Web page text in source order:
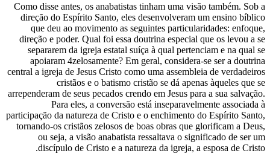
Como disse antes, os anabatistas tinham
direção do Espírito Santo, eles
que deu ao movimento as seguintes
direção e poder. Qual foi essa doutrina
separarem da igreja estatal suíça à
apoiaram 4zelosamente? Em geral,
central a igreja de Jesus Cristo como uma
cristãos e o batismo cristão se
arrependeram de seus pecados crendo em
Para eles, a conversão está
participação da natureza de Cristo e o
tornando-os cristãos zelosos de boas
ou seja, a visão anabatista
discípulo de Cristo e a natureza da